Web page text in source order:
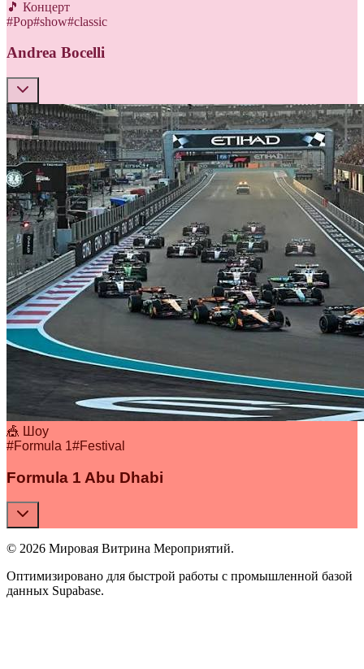
🎵 Концерт
#Pop#show#classic
Andrea Bocelli
🎪 Шоу
#Formula 1#Festival
Formula 1 Abu Dhabi
© 2026 Мировая Витрина Мероприятий.
Оптимизировано для быстрой работы с промышленной базой
данных Supabase.